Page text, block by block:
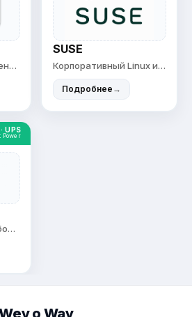
Универсальное решение PAM №1
SUSE
Корпоративный Linux и Kubernetes
Подробнее →
UPS
Power
Источники бесперебойного питания